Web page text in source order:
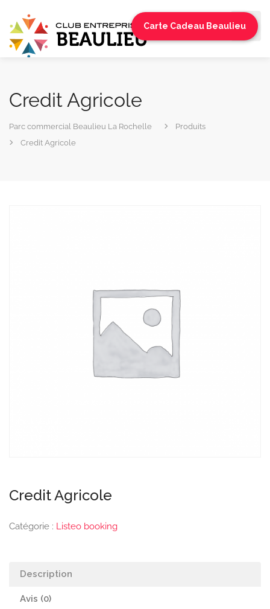
Carte Cadeau Beaulieu
Credit Agricole
Parc commercial Beaulieu La Rochelle
Produits
Credit Agricole
Credit Agricole
Catégorie : Listeo booking
Description
Avis (0)